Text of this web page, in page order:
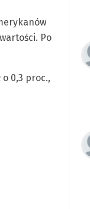
Po
o 0,3 proc.,